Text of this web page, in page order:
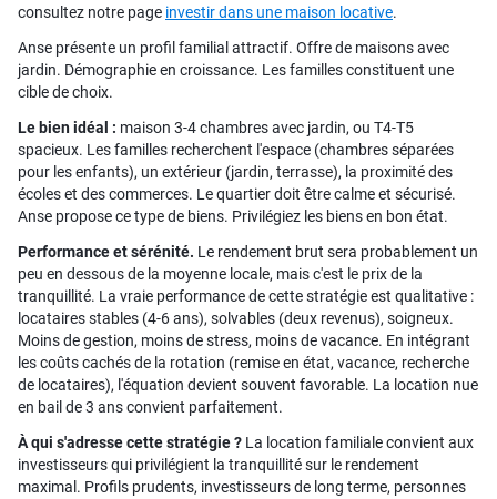
consultez notre page investir dans une maison locative.
Anse présente un profil familial attractif. Offre de maisons avec
jardin. Démographie en croissance. Les familles constituent une
cible de choix.
Le bien idéal : maison 3-4 chambres avec jardin, ou T4-T5
spacieux. Les familles recherchent l'espace (chambres séparées
pour les enfants), un extérieur (jardin, terrasse), la proximité des
écoles et des commerces. Le quartier doit être calme et sécurisé.
Anse propose ce type de biens. Privilégiez les biens en bon état.
Performance et sérénité. Le rendement brut sera probablement un
peu en dessous de la moyenne locale, mais c'est le prix de la
tranquillité. La vraie performance de cette stratégie est qualitative :
locataires stables (4-6 ans), solvables (deux revenus), soigneux.
Moins de gestion, moins de stress, moins de vacance. En intégrant
les coûts cachés de la rotation (remise en état, vacance, recherche
de locataires), l'équation devient souvent favorable. La location nue
en bail de 3 ans convient parfaitement.
À qui s'adresse cette stratégie ? La location familiale convient aux
investisseurs qui privilégient la tranquillité sur le rendement
maximal. Profils prudents, investisseurs de long terme, personnes